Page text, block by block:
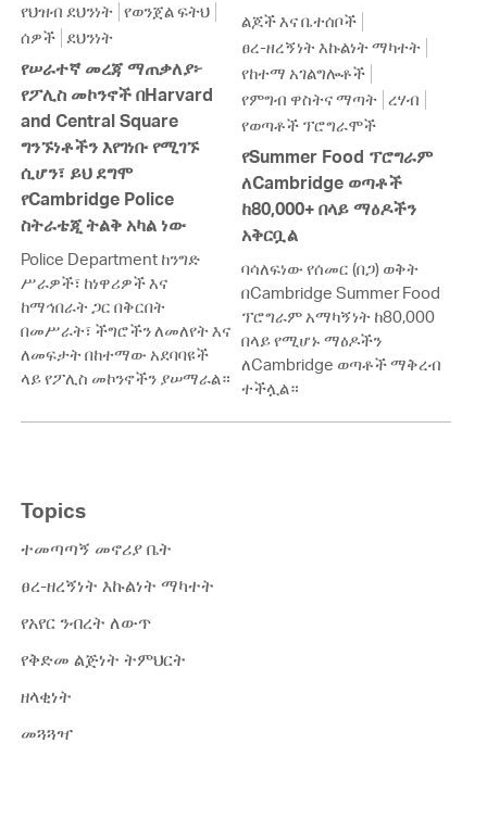
የህዝብ ደህንነት የወንጀል ፍትህ
ሰዎች ደህንነት
የሠራተኛ መረጃ ማጠቃለያ፦
የፖሊስ መኮንኖች በHarvard
and Central Square
ግንኙነቶችን እየገነቡ የሚገኙ
ሲሆን፣ ይህ ደግሞ
የCambridge Police
ስትራቴጂ ትልቅ አካል ነው
Police Department ከንግድ
ሥራዎች፣ ከነዋሪዎች እና
ከማኅበራት ጋር በቅርበት
በመሥራት፣ ችግሮችን ለመለየት እና
ለመፍታት በከተማው አደባባዩች
ላይ የፖሊስ መኮንኖችን ያሠማራል።
ልጆች እና ቤተሰቦች
ፀረ-ዘረኝነት እኩልነት ማካተት
የከተማ አገልግሎቶች
የምግብ ዋስትና ማጣት ረሃብ
የወጣቶች ፕሮግራሞች
የSummer Food ፕሮግራም
ለCambridge ወጣቶች
ከ80,000+ በላይ ማዕዶችን
አቅርቧል
ባሳለፍነው የሰመር (በጋ) ወቅት
በCambridge Summer Food
ፕሮግራም አማካኝነት ከ80,000
በላይ የሚሆኑ ማዕዶችን
ለCambridge ወጣቶች ማቅረብ
ተችሏል።
Topics
ተመጣጣኝ መኖሪያ ቤት
ፀረ-ዘረኝነት እኩልነት ማካተት
የአየር ንብረት ለውጥ
የቅድመ ልጅነት ትምህርት
ዘላቂነት
መጓጓዣ